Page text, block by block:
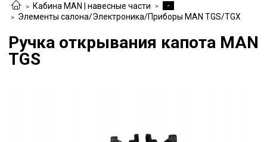
Кабина MAN | навесные части
-
Элементы салона/Электроника/Приборы MAN TGS/TGX
Ручка открывания капота MAN
TGS